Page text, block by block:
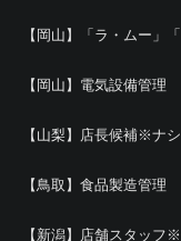
【岡山】「ラ・ムー」
【岡山】電気設備管理
【山梨】店長候補※ナ
【鳥取】食品製造管理
【新潟】店舗スタッフ